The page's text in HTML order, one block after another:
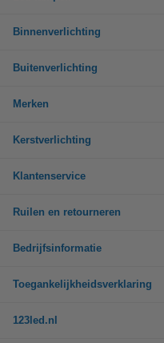
Binnenverlichting
Buitenverlichting
Merken
Kerstverlichting
Klantenservice
Ruilen en retourneren
Bedrijfsinformatie
Toegankelijkheidsverklaring
123led.nl